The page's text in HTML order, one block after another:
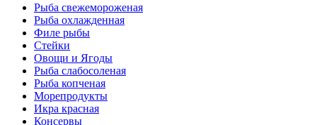
Рыба свежемороженая
Рыба охлажденная
Филе рыбы
Стейки
Овощи и Ягоды
Рыба слабосоленая
Рыба копченая
Морепродукты
Икра красная
Консервы